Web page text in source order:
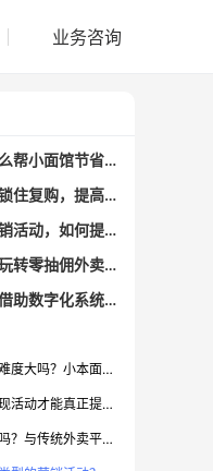
业务咨询
点餐小程序怎么帮小面馆节省人力成本？
消费返现如何锁住复购，提高顾客回头率？
一元换购等营销活动，如何提升客单价和体验感？
如何让小面馆玩转零抽佣外卖，拓展新客流？
餐饮老板怎么借助数字化系统提升门店人效？
点餐小程序上线难度大吗？小本面馆能用吗？
怎样设计消费返现活动才能真正提升复购？
外卖零抽佣靠谱吗？与传统外卖平台有何区别？